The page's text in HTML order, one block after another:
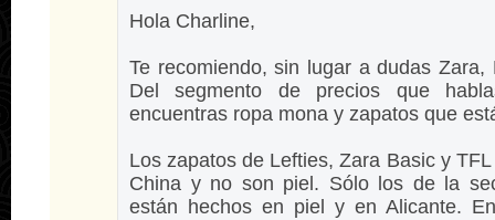
Hola Charline,
Te recomiendo, sin lugar a dudas Zara,
Del segmento de precios que
encuentras ropa mona y zapatos que
Los zapatos de Lefties, Zara Basic y
China y no son piel. Sólo los de la
están hechos en piel y en Alicante.